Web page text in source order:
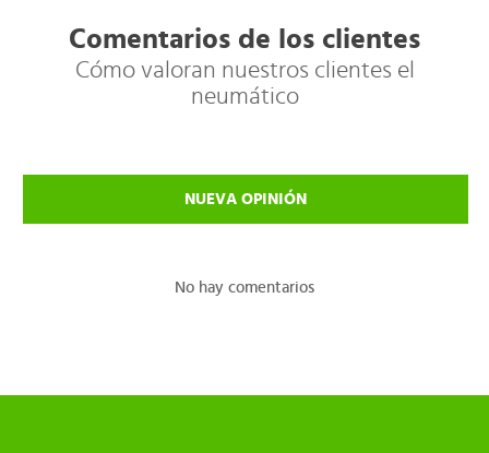
Comentarios de los clientes
Cómo valoran nuestros clientes el
neumático
NUEVA OPINIÓN
No hay comentarios